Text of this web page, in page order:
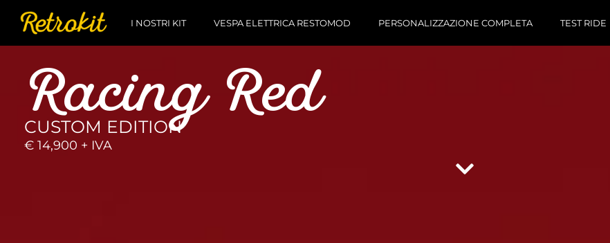
I NOSTRI KIT VESPA ELETTRICA RESTOMOD PERSONALIZZAZIONE COMPLETA TEST RIDE
Racing Red
CUSTOM EDITION
€ 14,900 + IVA